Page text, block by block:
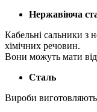
Нержавіюча
Кабельні сальники з
хімічних речовин.
Вони можуть мати
Сталь
Вироби